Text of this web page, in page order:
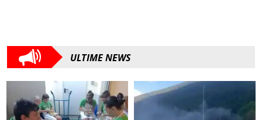
ULTIME NEWS